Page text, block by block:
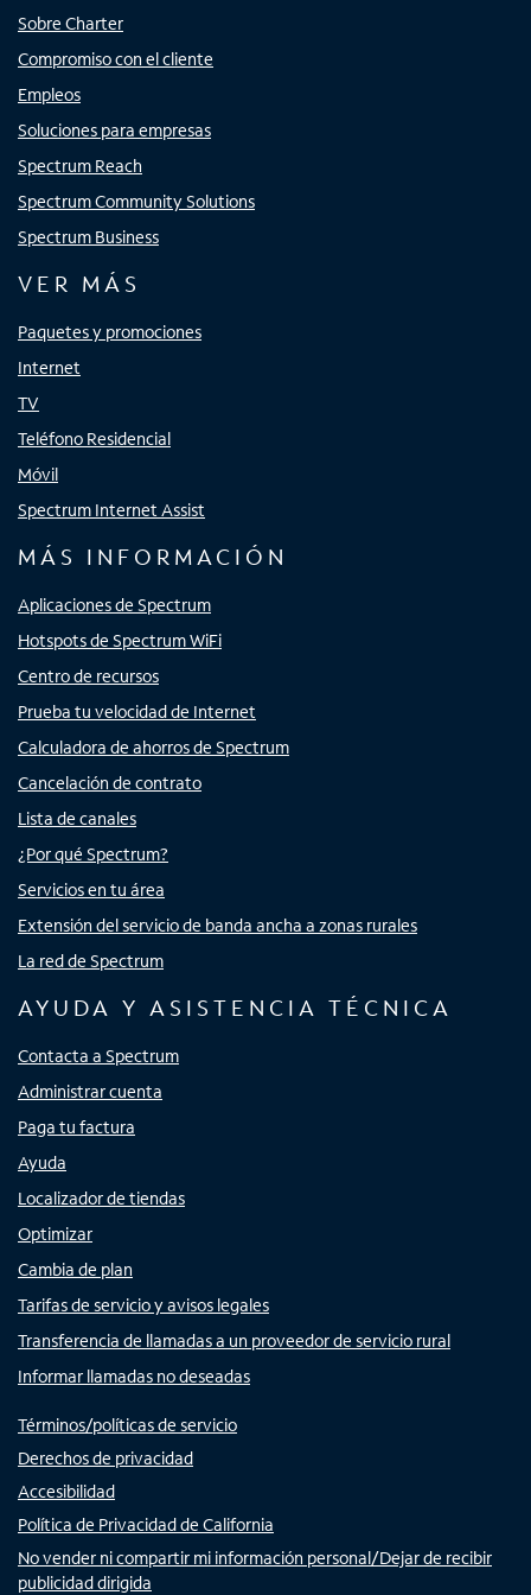
Sobre Charter
Compromiso con el cliente
Empleos
Soluciones para empresas
Spectrum Reach
Spectrum Community Solutions
Spectrum Business
VER MÁS
Paquetes y promociones
Internet
TV
Teléfono Residencial
Móvil
Spectrum Internet Assist
MÁS INFORMACIÓN
Aplicaciones de Spectrum
Hotspots de Spectrum WiFi
Centro de recursos
Prueba tu velocidad de Internet
Calculadora de ahorros de Spectrum
Cancelación de contrato
Lista de canales
¿Por qué Spectrum?
Servicios en tu área
Extensión del servicio de banda ancha a zonas rurales
La red de Spectrum
AYUDA Y ASISTENCIA TÉCNICA
Contacta a Spectrum
Administrar cuenta
Paga tu factura
Ayuda
Localizador de tiendas
Optimizar
Cambia de plan
Tarifas de servicio y avisos legales
Transferencia de llamadas a un proveedor de servicio rural
Informar llamadas no deseadas
Términos/políticas de servicio
Derechos de privacidad
Accesibilidad
Política de Privacidad de California
No vender ni compartir mi información personal/Dejar de recibir
publicidad dirigida